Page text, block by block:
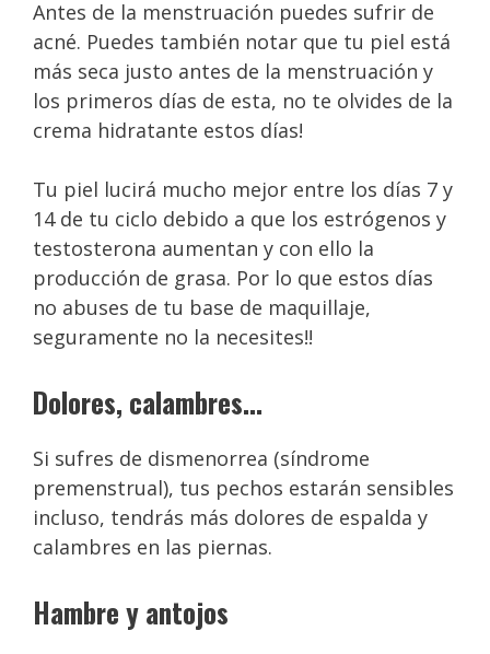
Antes de la menstruación puedes sufrir de
acné. Puedes también notar que tu piel está
más seca justo antes de la menstruación y
los primeros días de esta, no te olvides de la
crema hidratante estos días!
Tu piel lucirá mucho mejor entre los días 7 y
14 de tu ciclo debido a que los estrógenos y
testosterona aumentan y con ello la
producción de grasa. Por lo que estos días
no abuses de tu base de maquillaje,
seguramente no la necesites!!
Dolores, calambres…
Si sufres de dismenorrea (síndrome
premenstrual), tus pechos estarán sensibles
incluso, tendrás más dolores de espalda y
calambres en las piernas.
Hambre y antojos